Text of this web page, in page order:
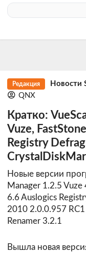
Редакция Новости
QNX
Кратко:
Vuze,
Registry
Новые версии
Manager 1.2.5
6.6 Auslogics
2010 2.0.0.957
Renamer 3.2.1
Вышла новая